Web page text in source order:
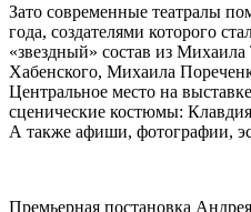
Зато современные театралы
года, создателями которого
«звездный» состав из
Хабенского, Михаила
Центральное место на
сценические костюмы:
А также афиши, фотографии,
Премьерная постановка